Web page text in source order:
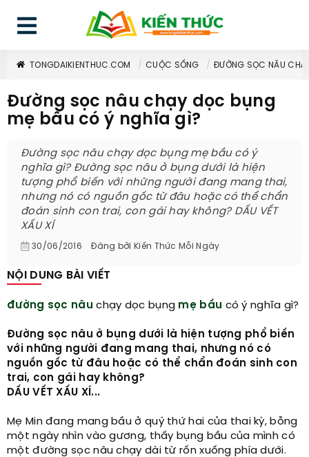
TONGDAIKIENTHUC.COM CUỘC SỐNG ĐƯỜNG SỌC NÂU
Đường sọc nâu chạy dọc bụng
mẹ bầu có ý nghĩa gì?
Đường sọc nâu chạy dọc bụng mẹ bầu có ý
nghĩa gì? Đường sọc nâu ở bụng dưới là hiện
tượng phổ biến với những người đang mang thai,
nhưng nó có nguồn gốc từ đâu hoặc có thể chẩn
đoán sinh con trai, con gái hay không? DẤU VẾT
XẤU XÍ
30/06/2016 Đăng bởi Kiến Thức Mỗi Ngày
NỘI DUNG BÀI VIẾT
đường sọc nâu chạy dọc bụng mẹ bầu có ý nghĩa gì?
Đường sọc nâu ở bụng dưới là hiện tượng phổ biến
với những người đang mang thai, nhưng nó có
nguồn gốc từ đâu hoặc có thể chẩn đoán sinh con
trai, con gái hay không?
DẤU VẾT XẤU XÍ...
Mẹ Min đang mang bầu ở quý thứ hai của thai kỳ, bỗng
một ngày nhìn vào gương, thấy bụng bầu của mình có
một đường sọc nâu chạy dài từ rốn xuống phía dưới.